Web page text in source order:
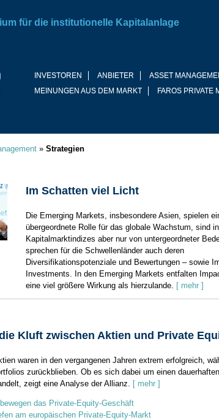
INVESTOREN ANBIETER ASSET
MEINUNGEN AUS DEM MARKT
FAROS PRIVATE
für die institutionelle Kapitalanlage
» Strategien
Im Schatten viel Licht
Die Emerging Markets, insbesondere Asien, spielen
übergeordnete Rolle für das globale Wachstum, sind
Kapitalmarktindizes aber nur von untergeordneter
sprechen für die Schwellenländer auch deren
Diversifikationspotenziale und Bewertungen – sowie
Investments. In den Emerging Markets entfalten
eine viel größere Wirkung als hierzulande. [ mehr ]
Kluft zwischen Aktien und Private
waren in den vergangenen Jahren extrem erfolgreich,
zurückblieben. Ob es sich dabei um einen dauerhaften
zeigt eine Analyse der Allianz. [ mehr ]
das Private-Equity-Geschäft
am europäischen Private-Equity-Markt